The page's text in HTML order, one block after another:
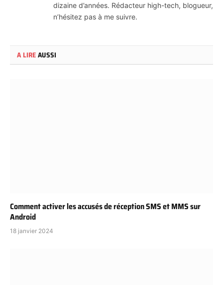
dizaine d’années. Rédacteur high-tech, blogueur,
n’hésitez pas à me suivre.
A LIREAUSSI
Comment activer les accusés de réception SMS et MMS sur
Android
18 janvier 2024